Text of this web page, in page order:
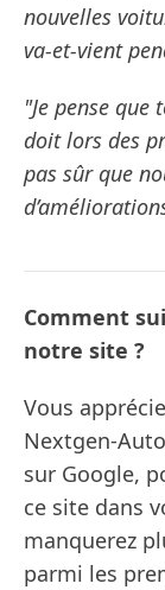
nouvelles
va-et-vient
"Je pense
doit lors des
pas sûr que
Comment
notre site ?
Vous
Nextgen-
sur Google,
ce site dans
manquerez
parmi les